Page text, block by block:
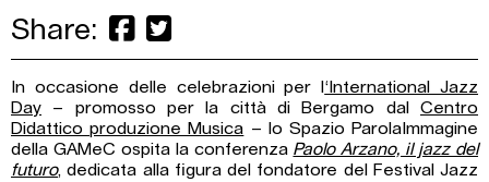
Share:
In occasione delle celebrazioni per l ‘International Jazz
Day – promosso per la città di Bergamo dal Centro
Didattico produzione Musica – lo Spazio ParolaImmagine
della GAMeC ospita la conferenza Paolo Arzano, il jazz del
futuro, dedicata alla figura del fondatore del Festival Jazz